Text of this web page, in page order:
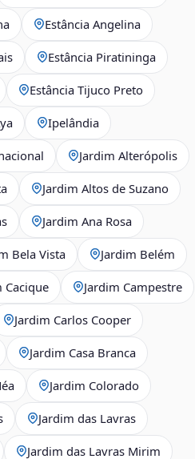
Estância Angelina
Estância Piratininga
Estância Tijuco Preto
Ipelândia
Jardim Alterópolis
Jardim Altos de Suzano
Jardim Ana Rosa
Bela Vista Jardim Belém
Cacique Jardim Campestre
Jardim Carlos Cooper
Jardim Casa Branca
Jardim Colorado
Jardim das Lavras
Jardim das Lavras Mirim